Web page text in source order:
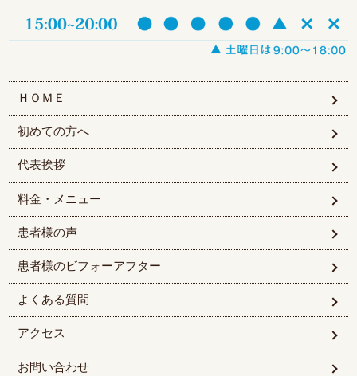
ＨＯＭＥ
初めての方へ
代表挨拶
料金・メニュー
患者様の声
患者様のビフォーアフター
よくある質問
アクセス
お問い合わせ